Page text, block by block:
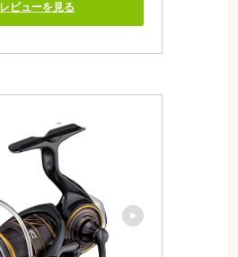
レビューを見る